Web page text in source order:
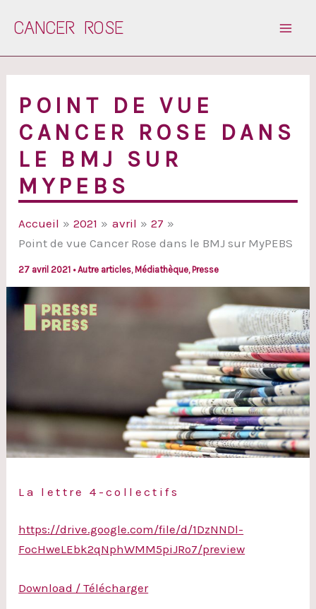
CANCER ROSE
POINT DE VUE
CANCER ROSE DANS
LE BMJ SUR
MYPEBS
Accueil 2021 avril
27
Point de vue Cancer Rose dans le BMJ sur MyPEBS
27 avril 2021 •Autre articles, Médiathèque, Presse
La lettre 4-collectifs
https://drive.google.com/file/d/1DzNNDl-
FocHweLEbk2qNphWMM5piJRo7/preview
Download / Télécharger